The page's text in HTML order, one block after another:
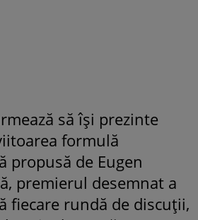
să își prezinte
formulă
propusă de Eugen
premierul desemnat a
fiecare rundă de discuții,